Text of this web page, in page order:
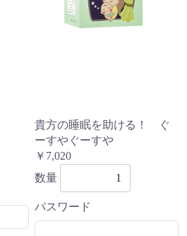
貴方の睡眠を助ける！ ぐ
ーすやぐーすや
￥7,020
数量
パスワード